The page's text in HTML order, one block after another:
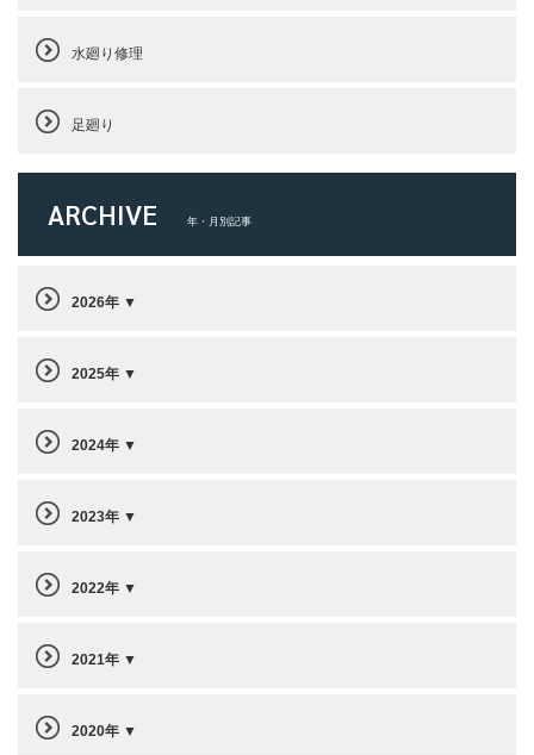
水廻り修理
足廻り
ARCHIVE 年・月別記事
2026年
2025年
2024年
2023年
2022年
2021年
2020年